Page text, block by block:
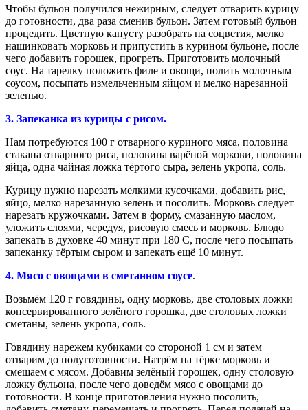
Чтобы бульон получился нежирным, следует отварить курицу
до готовности, два раза сменив бульон. Затем готовый бульон
процедить. Цветную капусту разобрать на соцветия, мелко
нашинковать морковь и припустить в курином бульоне, после
чего добавить горошек, прогреть. Приготовить молочный
соус. На тарелку положить филе и овощи, полить молочным
соусом, посыпать измельченным яйцом и мелко нарезанной
зеленью.
3. Запеканка из курицы с рисом.
Нам потребуются 100 г отварного куриного мяса, половина
стакана отварного риса, половина варёной моркови, половина
яйца, одна чайная ложка тёртого сыра, зелень укропа, соль.
Курицу нужно нарезать мелкими кусочками, добавить рис,
яйцо, мелко нарезанную зелень и посолить. Морковь следует
нарезать кружочками. Затем в форму, смазанную маслом,
уложить слоями, чередуя, рисовую смесь и морковь. Блюдо
запекать в духовке 40 минут при 180 С, после чего посыпать
запеканку тёртым сыром и запекать ещё 10 минут.
4. Мясо с овощами в сметанном соусе.
Возьмём 120 г говядины, одну морковь, две столовых ложки
консервированного зелёного горошка, две столовых ложки
сметаны, зелень укропа, соль.
Говядину нарежем кубиками со стороной 1 см и затем
отварим до полуготовности. Натрём на тёрке морковь и
смешаем с мясом. Добавим зелёный горошек, одну столовую
ложку бульона, после чего доведём мясо с овощами до
готовности. В конце приготовления нужно посолить,